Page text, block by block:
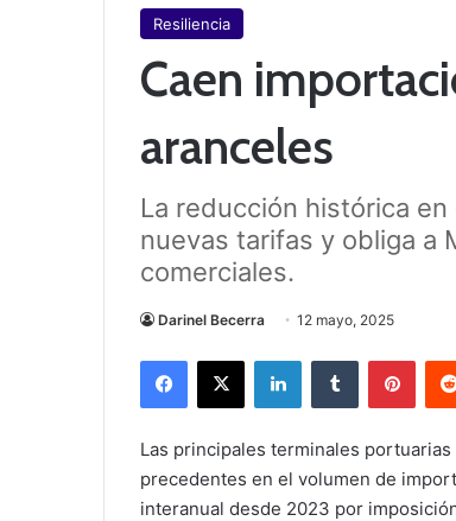
Resiliencia
Caen
aranceles
La reducción histórica
nuevas tarifas y obliga a
comerciales.
Darinel Becerra 12 mayo, 2025
Las principales terminales portuarias
precedentes en el volumen de
interanual desde 2023 por